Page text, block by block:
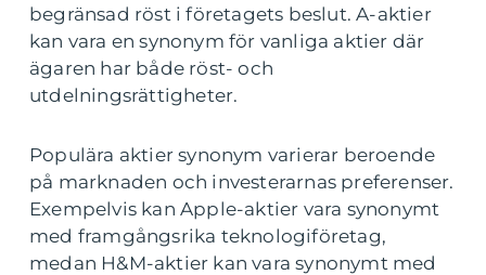
begränsad röst i företagets beslut. A-aktier
kan vara en synonym för vanliga aktier där
ägaren har både röst- och
utdelningsrättigheter.
Populära aktier synonym varierar beroende
på marknaden och investerarnas preferenser.
Exempelvis kan Apple-aktier vara synonymt
med framgångsrika teknologiföretag,
medan H&M-aktier kan vara synonymt med